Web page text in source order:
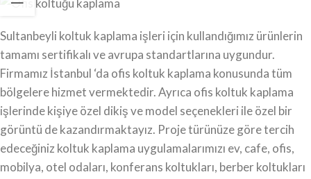
Sultanbeyli koltuk kaplama işleri için kullandığımız ürünlerin
tamamı sertifikalı ve avrupa standartlarına uygundur.
Firmamız İstanbul ‘da ofis koltuk kaplama konusunda tüm
bölgelere hizmet vermektedir. Ayrıca ofis koltuk kaplama
işlerinde kişiye özel dikiş ve model seçenekleri ile özel bir
görüntü de kazandırmaktayız. Proje türünüze göre tercih
edeceğiniz koltuk kaplama uygulamalarımızı ev, cafe, ofis,
mobilya, otel odaları, konferans koltukları, berber koltukları